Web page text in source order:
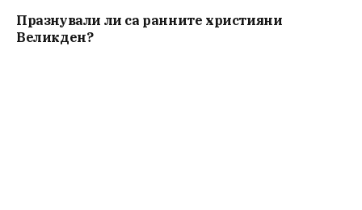
Празнували ли са ранните християни
Великден?